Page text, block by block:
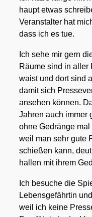
haupt etwas
Ver­an­stal­ter hat
dass ich es tue.
Ich sehe mir gern
Räu­me sind in
waist und dort sind
damit sich
anse­hen kön­nen.
Jah­ren auch immer
ohne Gedrän­ge
weil man sehr gute
schie­ßen kann,
hal­len mit ihrem
Ich besu­che die
Lebens­ge­fähr­tin
weil ich kei­ne